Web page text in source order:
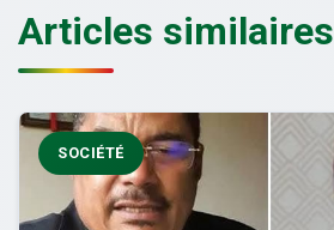
Articles similaires
SOCIÉTÉ